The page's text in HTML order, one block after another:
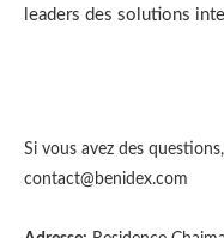
leaders des solutions
Si vous avez des
contact@benidex.com